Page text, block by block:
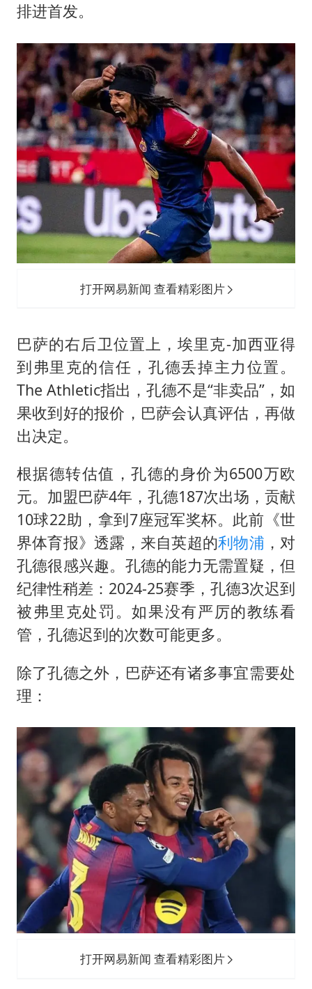
排进首发。
打开网易新闻 查看精彩图片
巴萨的右后卫位置上，埃里克-加西亚得
到弗里克的信任，孔德丢掉主力位置。
The Athletic指出，孔德不是“非卖品”，如
果收到好的报价，巴萨会认真评估，再做
出决定。
根据德转估值，孔德的身价为6500万欧
元。加盟巴萨4年，孔德187次出场，贡献
10球22助，拿到7座冠军奖杯。此前《世
界体育报》透露，来自英超的利物浦 ，对
孔德很感兴趣。孔德的能力无需置疑，但
纪律性稍差：2024-25赛季，孔德3次迟到
被弗里克处罚。如果没有严厉的教练看
管，孔德迟到的次数可能更多。
除了孔德之外，巴萨还有诸多事宜需要处
理：
打开网易新闻 查看精彩图片